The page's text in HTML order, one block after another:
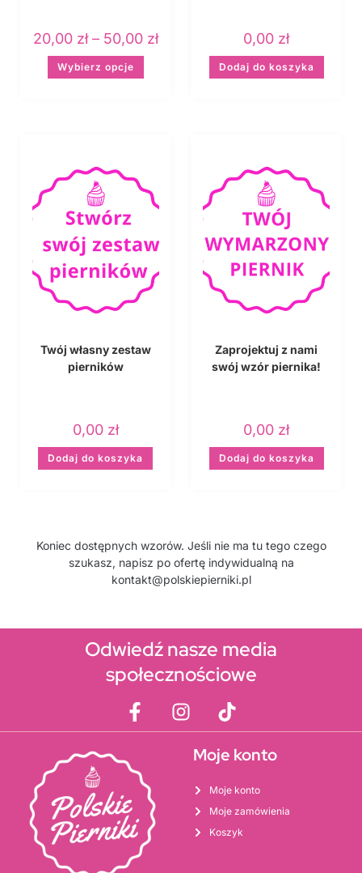
20,00 zł – 50,00 zł
Wybierz opcje
0,00 zł
Dodaj do koszyka
Twój własny zestaw
pierników
0,00 zł
Dodaj do koszyka
Zaprojektuj z nami
swój wzór piernika!
0,00 zł
Dodaj do koszyka
Koniec dostępnych wzorów. Jeśli nie ma tu tego czego
szukasz, napisz po ofertę indywidualną na
kontakt@polskiepierniki.pl
Odwiedź nasze media
społecznościowe
Moje konto
Moje konto
Moje zamówienia
Koszyk